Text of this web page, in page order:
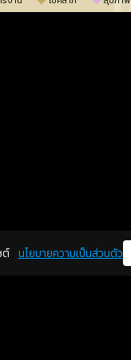
ต์ นโยบายความเป็นส่วนตัว